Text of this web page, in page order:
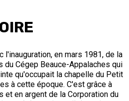
l'inauguration, en mars 1981, de la
du Cégep Beauce-Appalaches qui
qu'occupait la chapelle du Petit
à cette époque. C'est grâce à
en argent de la Corporation du